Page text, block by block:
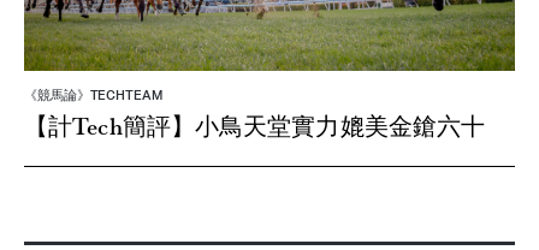
《競馬論》TECHTEAM
【計Tech簡評】小鳥天堂實力媲美金鎗六十